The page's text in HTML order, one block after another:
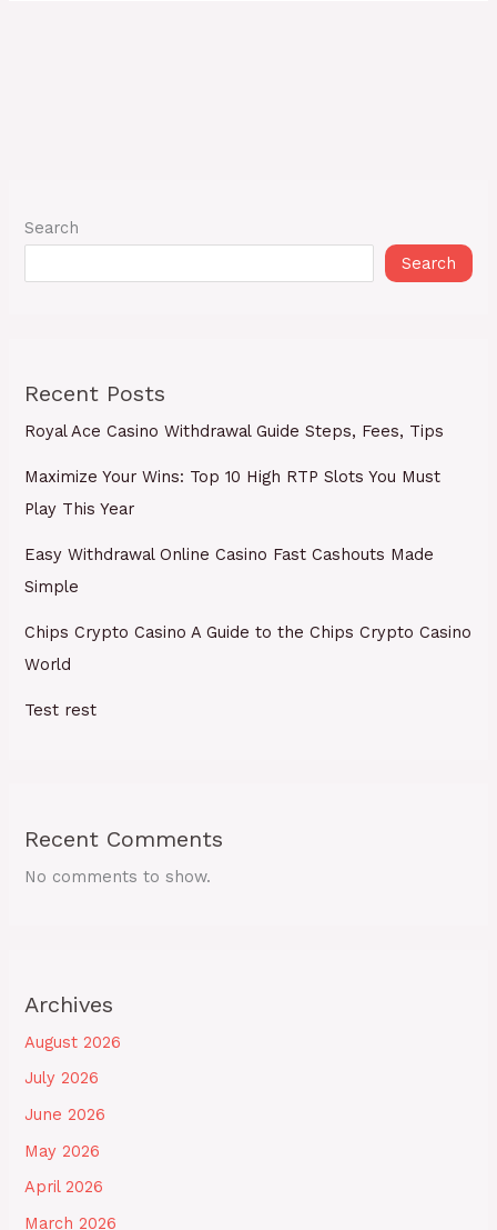
Search
Search
Recent Posts
Royal Ace Casino Withdrawal Guide Steps, Fees, Tips
Maximize Your Wins: Top 10 High RTP Slots You Must
Play This Year
Easy Withdrawal Online Casino Fast Cashouts Made
Simple
Chips Crypto Casino A Guide to the Chips Crypto Casino
World
Test rest
Recent Comments
No comments to show.
Archives
August 2026
July 2026
June 2026
May 2026
April 2026
March 2026